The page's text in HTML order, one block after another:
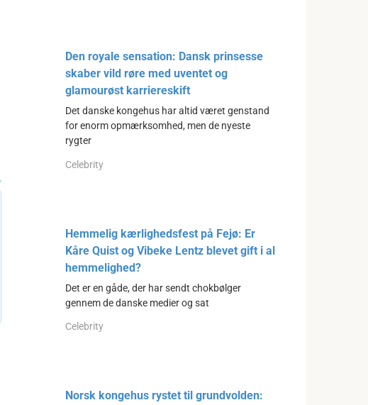
Den royale sensation: Dansk prinsesse
skaber vild røre med uventet og
glamourøst karriereskift
Det danske kongehus har altid været genstand
for enorm opmærksomhed, men de nyeste
rygter
Celebrity
Hemmelig kærlighedsfest på Fejø: Er
Kåre Quist og Vibeke Lentz blevet gift i al
hemmelighed?
Det er en gåde, der har sendt chokbølger
gennem de danske medier og sat
Celebrity
Norsk kongehus rystet til grundvolden: